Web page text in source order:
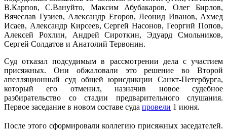
В.Карпов, С.Вануйто, Максим Абубакаров, Олег Бирлов,
Вячеслав Гузиев, Александр Егоров, Леонид Иванов, Ахмед
Исаев, Александр Кирсеев, Сергей Насонов, Георгий Попов,
Алексей Рохлин, Андрей Сироткин, Эдуард Смольников,
Сергей Солдатов и Анатолий Тервонин.
Суд отказал подсудимым в рассмотрении дела с участием
присяжных. Они обжаловали это решение во Второй
апелляционный суд общей юрисдикции Санкт-Петербурга,
который его отменил, назначив новое судебное
разбирательство со стадии предварительного слушания.
Первое заседание в новом составе суда провели 1 июня.
После этого сформировали коллегиюприсяжных заседателей.